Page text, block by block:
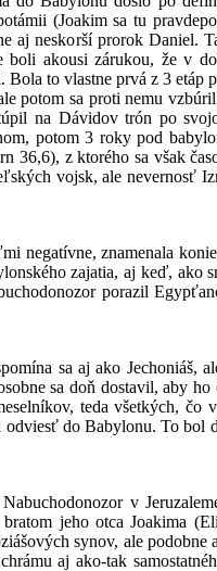
(Joakim sa tu
aj neskorší prorok Daniel.
akousi zárukou, že v
to vlastne prvá z 3 etáp
potom sa proti nemu
na Dávidov trón po
potom 3 roky pod
z ktorého sa však
vojsk, ale nevernosť
negatívne, znamenala
zajatia, aj keď, ako
porazil
sa aj ako Jechoniáš,
sa doň dostavil, aby
teda všetkých, čo
do Babylonu. To bol
v
jeho otca Joakima
synov, ale podobne
aj ako-tak